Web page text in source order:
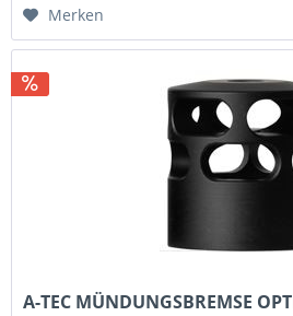
Merken
A-TEC MÜNDUNGSBREMSE